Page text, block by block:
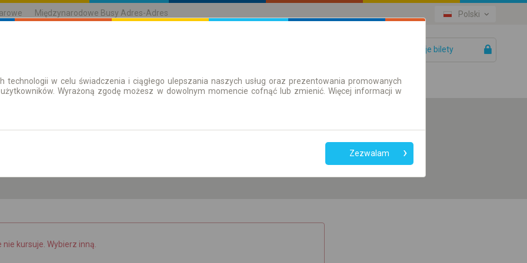
Międzynarodowe Busy Adres-Adres Polski
Twoje bilety
| Bilety Bilety okresowe
przesiadek
Tylko bilet online
nie kursuje. Wybierz inną.
technologii w celu świadczenia i ciągłego ulepszania naszych usług oraz prezentowania promowanych
Wyrażoną zgodę możesz w dowolnym momencie cofnąć lub zmienić. Więcej informacji w
Zezwalam